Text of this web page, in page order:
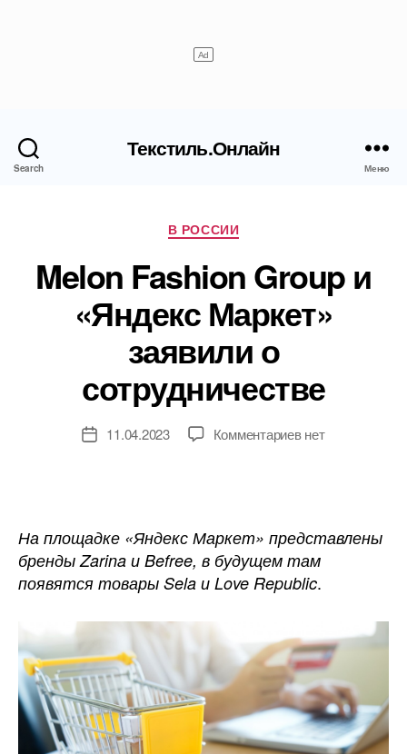
Search
Текстиль.Онлайн
Меню
Рубрики
В РОССИИ
Melon Fashion Group и
«Яндекс Маркет»
заявили о
сотрудничестве
Дата11.04.2023 Комментариевк
и
Маркет»
заявили
сотрудничестве
нет
На площадке «Яндекс Маркет» представлены
бренды Zarina и Befree, в будущем там
появятся товары Sela и Love Republic.